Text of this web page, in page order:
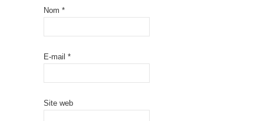
Nom *
E-mail *
Site web